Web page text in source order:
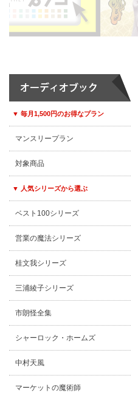
▼ 毎月1,500円のお得なプラン
マンスリープラン
対象商品
▼ 人気シリーズから選ぶ
ベスト100シリーズ
営業の魔法シリーズ
桂文我シリーズ
三浦綾子シリーズ
市朗怪全集
シャーロック・ホームズ
中村天風
マーケットの魔術師